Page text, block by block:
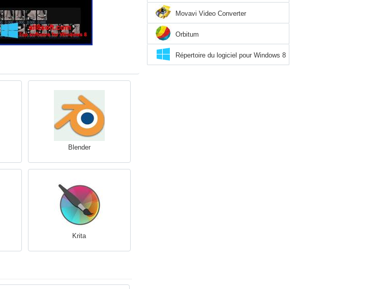
Blender
Krita
Movavi Video Converter
Orbitum
Répertoire du logiciel pour Windows 8